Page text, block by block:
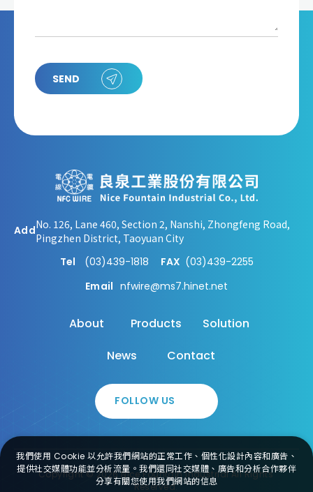
SEND
AddNo. 126, Lane 460, Section 2, Nanshi, Zhongfeng Road,
Pingzhen District, Taoyuan City
Tel
(03)439-1818 FAX (03)439-2255
Email nfwire@ms7.hinet.net
About Products
Solution
News
Contact
FOLLOW US
Copyright © 2026 Nice Fountain Industrial All Rights
Reserved.
我們使用 Cookie 以允許我們網站的正常工作、個性化設計內容和廣告、
提供社交媒體功能並分析流量。我們還同社交媒體、廣告和分析合作夥伴
分享有關您使用我們網站的信息